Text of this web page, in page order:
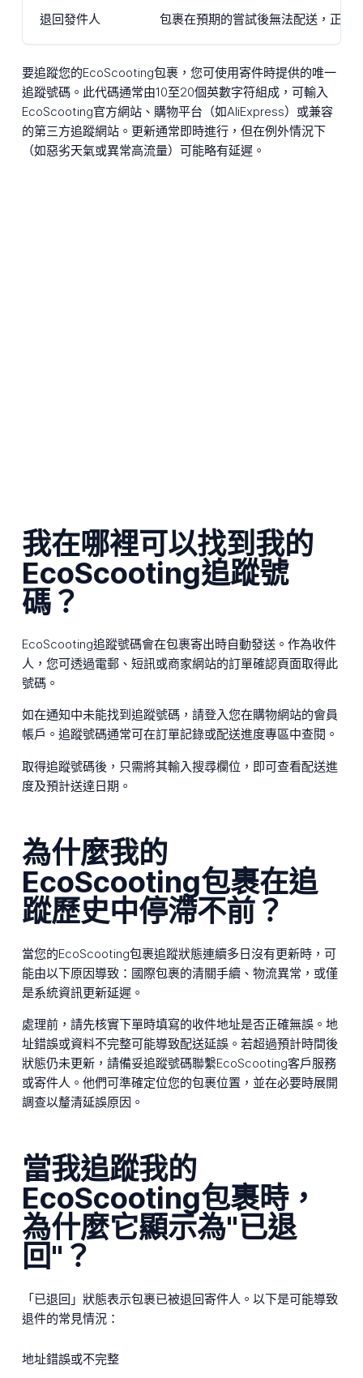
退回發件人 包裹在預期的嘗試後無法配送，正退
要追蹤您的EcoScooting包裹，您可使用寄件時提供的唯一
追蹤號碼。此代碼通常由10至20個英數字符組成，可輸入
EcoScooting官方網站、購物平台（如AliExpress）或兼容
的第三方追蹤網站。更新通常即時進行，但在例外情況下
（如惡劣天氣或異常高流量）可能略有延遲。
我在哪裡可以找到我的
EcoScooting追蹤號
碼？
EcoScooting追蹤號碼會在包裹寄出時自動發送。作為收件
人，您可透過電郵、短訊或商家網站的訂單確認頁面取得此
號碼。
如在通知中未能找到追蹤號碼，請登入您在購物網站的會員
帳戶。追蹤號碼通常可在訂單記錄或配送進度專區中查閱。
取得追蹤號碼後，只需將其輸入搜尋欄位，即可查看配送進
度及預計送達日期。
為什麼我的
EcoScooting包裹在追
蹤歷史中停滯不前？
當您的EcoScooting包裹追蹤狀態連續多日沒有更新時，可
能由以下原因導致：國際包裹的清關手續、物流異常，或僅
是系統資訊更新延遲。
處理前，請先核實下單時填寫的收件地址是否正確無誤。地
址錯誤或資料不完整可能導致配送延誤。若超過預計時間後
狀態仍未更新，請備妥追蹤號碼聯繫EcoScooting客戶服務
或寄件人。他們可準確定位您的包裹位置，並在必要時展開
調查以釐清延誤原因。
當我追蹤我的
EcoScooting包裹時，
為什麼它顯示為"已退
回"？
「已退回」狀態表示包裹已被退回寄件人。以下是可能導致
退件的常見情況：
地址錯誤或不完整